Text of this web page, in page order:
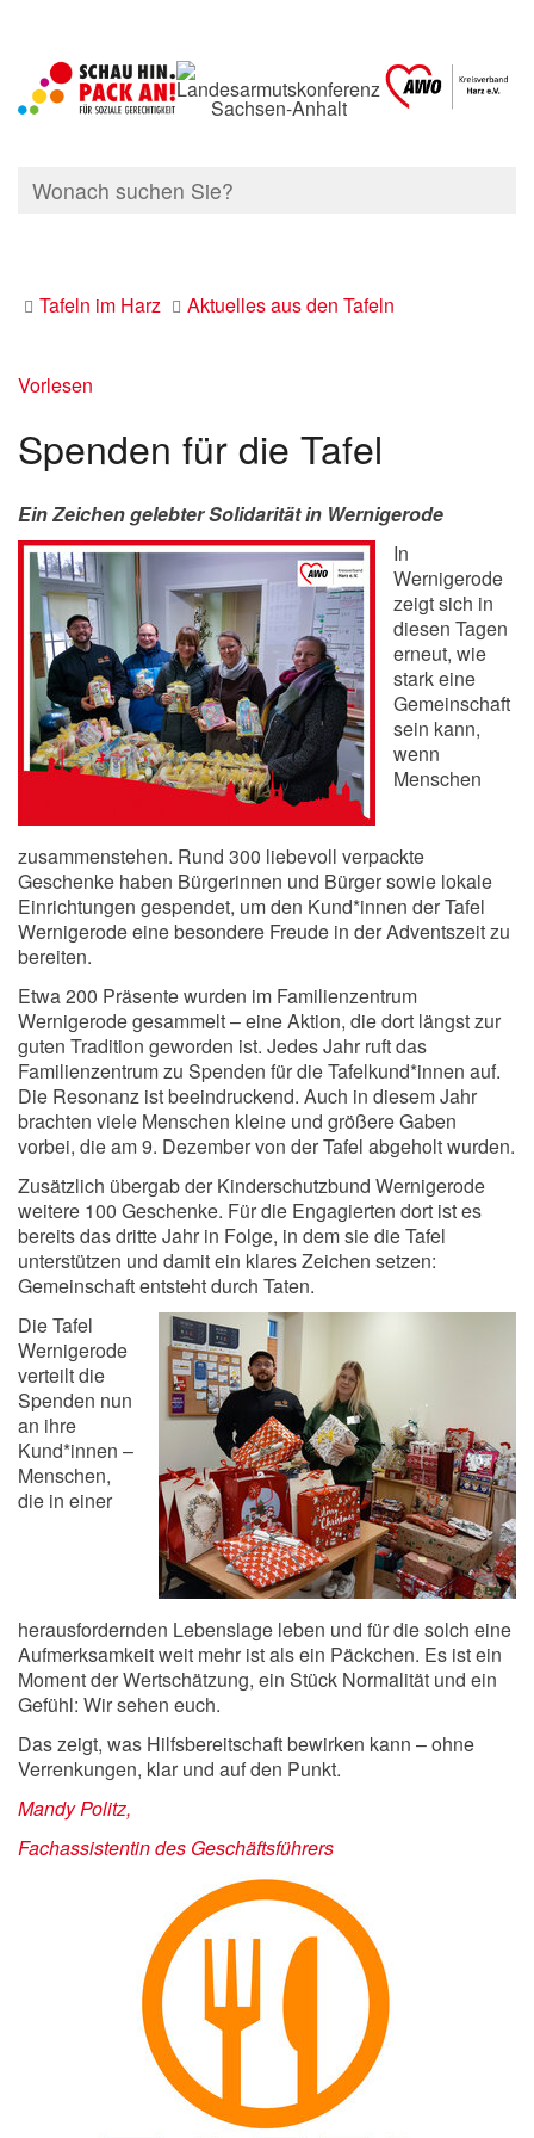
Tafeln im Harz Aktuelles aus den Tafeln
Vorlesen
Spenden für die Tafel
Ein Zeichen gelebter Solidarität in Wernigerode
In
Wernigerode
zeigt sich in
diesen Tagen
erneut, wie
stark eine
Gemeinschaft
sein kann,
wenn
Menschen
zusammenstehen. Rund 300 liebevoll verpackte
Geschenke haben Bürgerinnen und Bürger sowie lokale
Einrichtungen gespendet, um den Kund*innen der Tafel
Wernigerode eine besondere Freude in der Adventszeit zu
bereiten.
Etwa 200 Präsente wurden im Familienzentrum
Wernigerode gesammelt – eine Aktion, die dort längst zur
guten Tradition geworden ist. Jedes Jahr ruft das
Familienzentrum zu Spenden für die Tafelkund*innen auf.
Die Resonanz ist beeindruckend. Auch in diesem Jahr
brachten viele Menschen kleine und größere Gaben
vorbei, die am 9. Dezember von der Tafel abgeholt wurden.
Zusätzlich übergab der Kinderschutzbund Wernigerode
weitere 100 Geschenke. Für die Engagierten dort ist es
bereits das dritte Jahr in Folge, in dem sie die Tafel
unterstützen und damit ein klares Zeichen setzen:
Gemeinschaft entsteht durch Taten.
Die Tafel
Wernigerode
verteilt die
Spenden nun
an ihre
Kund*innen –
Menschen,
die in einer
herausfordernden Lebenslage leben und für die solch eine
Aufmerksamkeit weit mehr ist als ein Päckchen. Es ist ein
Moment der Wertschätzung, ein Stück Normalität und ein
Gefühl: Wir sehen euch.
Das zeigt, was Hilfsbereitschaft bewirken kann – ohne
Verrenkungen, klar und auf den Punkt.
Mandy Politz,
Fachassistentin des Geschäftsführers